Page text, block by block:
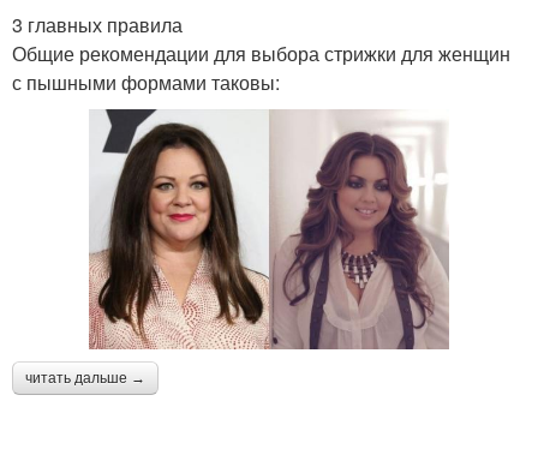
3 главных правила
Общие рекомендации для выбора стрижки для женщин
с пышными формами таковы:
читать дальше →